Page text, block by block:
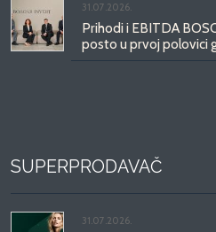
31.07.2026.
Prihodi i EBITDA
posto u prvoj polovici
SUPERPRODAVAČ
31.07.2026.